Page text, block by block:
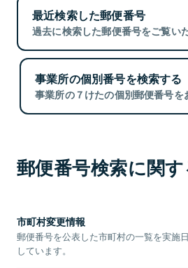
最近検索した郵便番号
過去に検索した郵便番号をご覧い
事業所の個別番号を検索する
事業所の７けたの個別郵便番号を
郵便番号検索に関
市町村変更情報
郵便番号を公表した市町村の一覧を実施
しています。